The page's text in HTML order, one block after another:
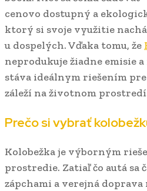
cenovo dostupný a
ktorý si svoje využitie
u dospelých. Vďaka tomu, že
neprodukuje žiadne emisie
stáva ideálnym riešením
záleží na životnom
Prečo si vybrať
Kolobežka je výborným
prostredie. Zatiaľ čo autá sa
zápchami a verejná